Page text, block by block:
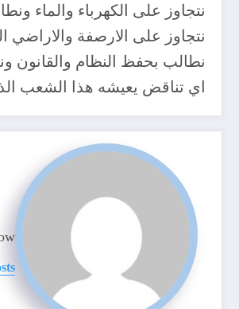
نتجاوز على الكهرباء والماء
نتجاوز على الارصفة
نطالب بحفظ النظام والقانون
اي تناقض يعيشه هذا الشعب